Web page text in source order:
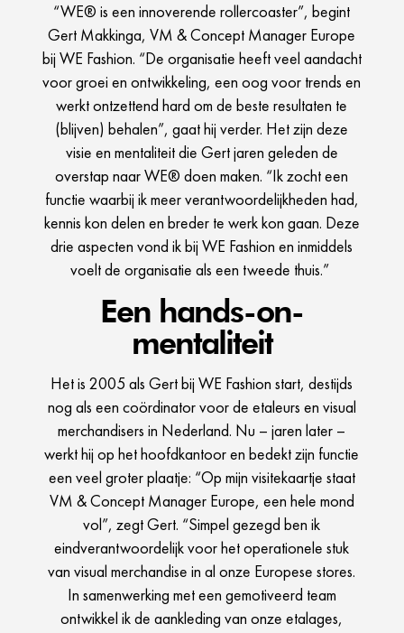
“WE® is een innoverende rollercoaster”, begint
Gert Makkinga, VM & Concept Manager Europe
bij WE Fashion. “De organisatie heeft veel aandacht
voor groei en ontwikkeling, een oog voor trends en
werkt ontzettend hard om de beste resultaten te
(blijven) behalen”, gaat hij verder. Het zijn deze
visie en mentaliteit die Gert jaren geleden de
overstap naar WE® doen maken. “Ik zocht een
functie waarbij ik meer verantwoordelijkheden had,
kennis kon delen en breder te werk kon gaan. Deze
drie aspecten vond ik bij WE Fashion en inmiddels
voelt de organisatie als een tweede thuis.”
Een hands-on-
mentaliteit
Het is 2005 als Gert bij WE Fashion start, destijds
nog als een coördinator voor de etaleurs en visual
merchandisers in Nederland. Nu – jaren later –
werkt hij op het hoofdkantoor en bedekt zijn functie
een veel groter plaatje: “Op mijn visitekaartje staat
VM & Concept Manager Europe, een hele mond
vol”, zegt Gert. “Simpel gezegd ben ik
eindverantwoordelijk voor het operationele stuk
van visual merchandise in al onze Europese stores.
In samenwerking met een gemotiveerd team
ontwikkel ik de aankleding van onze etalages,